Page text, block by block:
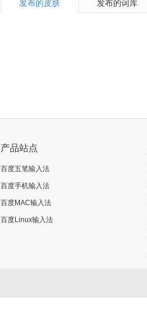
发布的皮肤 发布的词库
产品站点
百度五笔输入法
百度手机输入法
百度MAC输入法
百度Linux输入法